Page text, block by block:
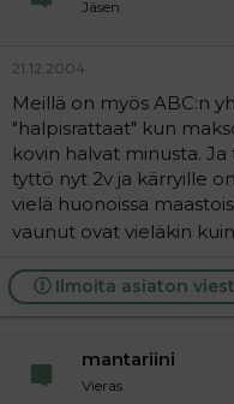
Jäsen
21.12.2004
Meillä on myös ABC:n
"halpisrattaat" kun
kovin halvat minusta. Ja
tyttö nyt 2v ja kärryille
vielä huonoissa
vaunut ovat vieläkin
Ilmoita asiaton
mantariini
Vieras